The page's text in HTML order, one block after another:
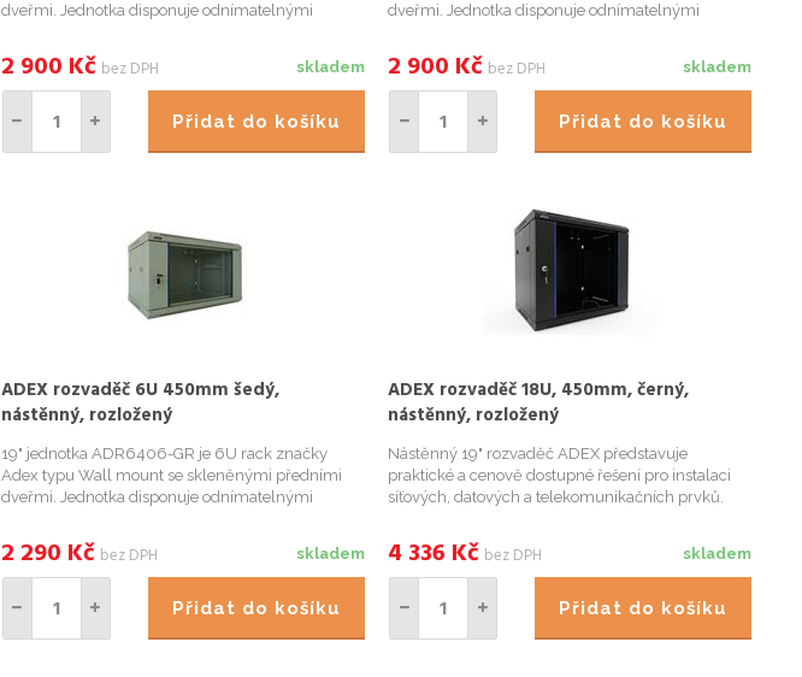
dveřmi. Jednotka disponuje odnímatelnými
rámovou konstrukcí, možností uzamknutí racku a
otvory pro protažení kabelů na horním ...
skladem
2 900 Kč bez DPH
Přidat do košíku
dveřmi. Jednotka disponuje odnímatelnými
rámovou konstrukcí, možností uzamknutí racku a
otvory pro protažení kabelů na horním ...
skladem
2 900 Kč bez DPH
Přidat do košíku
ADEX rozvaděč 6U 450mm šedý,
nástěnný, rozložený
19" jednotka ADR6406-GR je 6U rack značky
Adex typu Wall mount se skleněnými předními
dveřmi. Jednotka disponuje odnímatelnými
rámovou konstrukcí, možností uzamknutí racku a
otvory pro protažení kabelů na horním ...
skladem
2 290 Kč bez DPH
Přidat do košíku
ADEX rozvaděč 18U, 450mm, černý,
nástěnný, rozložený
Nástěnný 19" rozvaděč ADEX představuje
praktické a cenově dostupné řešení pro instalaci
síťových, datových a telekomunikačních prvků.
místa při přepravě i skladování, což snižuje
náklady na logistiku a usna...
skladem
4 336 Kč bez DPH
Přidat do košíku